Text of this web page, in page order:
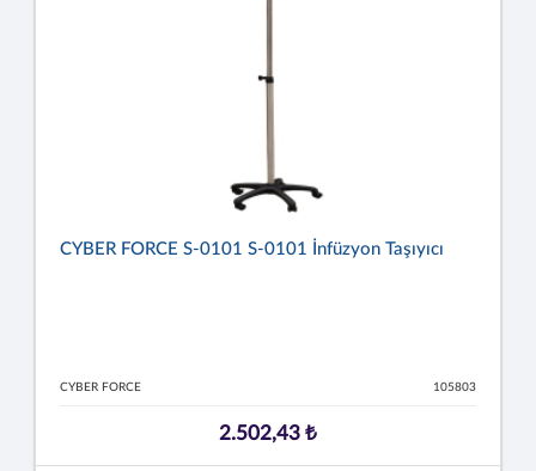
CYBER FORCE S-0101 S-0101 İnfüzyon Taşıyıcı
CYBER FORCE 105803
2.502,43 ₺